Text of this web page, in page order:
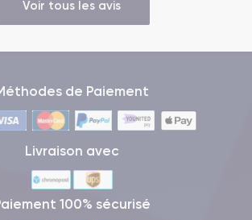
Voir tous les avis
de Paiement
Livraison avec
100% sécurisé